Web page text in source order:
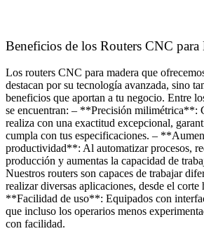
Beneficios de los Routers CNC para
Los routers CNC para madera que
destacan por su tecnología avanzada, sino
beneficios que aportan a tu negocio. Entre
se encuentran: – **Precisión milimétrica**:
realiza con una exactitud excepcional,
cumpla con tus especificaciones. –
productividad**: Al automatizar procesos,
producción y aumentas la capacidad de
Nuestros routers son capaces de trabajar
realizar diversas aplicaciones, desde el corte
**Facilidad de uso**: Equipados con
que incluso los operarios menos
con facilidad.